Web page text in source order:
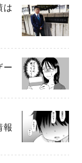
は
ー
報